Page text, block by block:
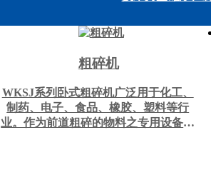
粗碎机
WKSJ系列卧式粗碎机广泛用于化工、
制药、电子、食品、橡胶、塑料等行
业。作为前道粗碎的物料之专用设备。